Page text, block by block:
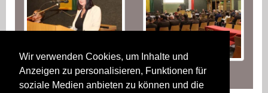
Wir verwenden Cookies, um Inhalte und
Anzeigen zu personalisieren, Funktionen für
soziale Medien anbieten zu können und die